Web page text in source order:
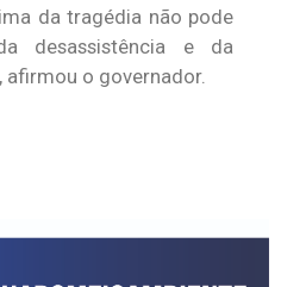
da tragédia não pode
desassistência e da
afirmou o governador.